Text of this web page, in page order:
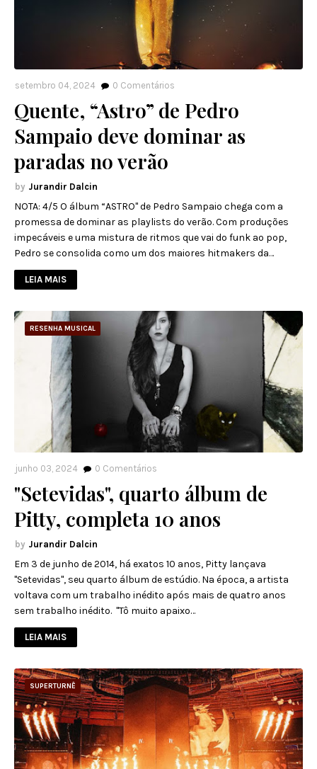
setembro 04, 2024 0 Comentários
Quente, “Astro” de Pedro
Sampaio deve dominar as
paradas no verão
Jurandir Dalcin
NOTA: 4/5 O álbum “ASTRO" de Pedro Sampaio chega com a
promessa de dominar as playlists do verão. Com produções
impecáveis e uma mistura de ritmos que vai do funk ao pop,
Pedro se consolida como um dos maiores hitmakers da…
LEIA MAIS
RESENHA MUSICAL
junho 03, 2024 0 Comentários
"Setevidas", quarto álbum de
Pitty, completa 10 anos
Jurandir Dalcin
Em 3 de junho de 2014, há exatos 10 anos, Pitty lançava
"Setevidas", seu quarto álbum de estúdio. Na época, a artista
voltava com um trabalho inédito após mais de quatro anos
sem trabalho inédito. "Tô muito apaixo…
LEIA MAIS
SUPERTURNÊ